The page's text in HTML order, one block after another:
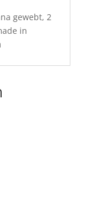
gewebt, 2
in